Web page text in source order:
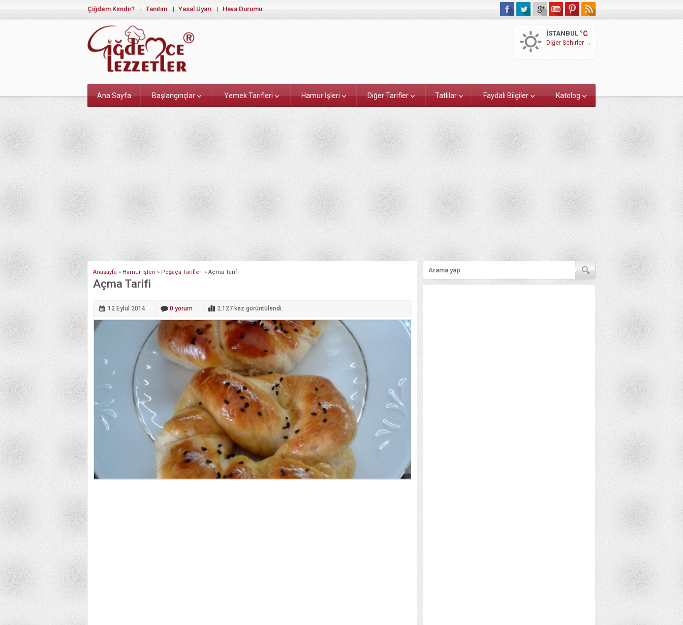
Çiğdem Kimdir? Tanıtım Yasal Uyarı Hava Durumu
İSTANBUL °C
Diğer Şehirler →
Ana Sayfa Başlangınçlar Yemek Tarifleri Hamur İşleri Diğer Tarifler Tatlılar Faydalı Bilgiler Katolog
Anasayfa » Hamur İşleri » Poğaça Tarifleri » Açma Tarifi
Açma Tarifi
12 Eylül 2014 0 yorum 2.127 kez görüntülendi.